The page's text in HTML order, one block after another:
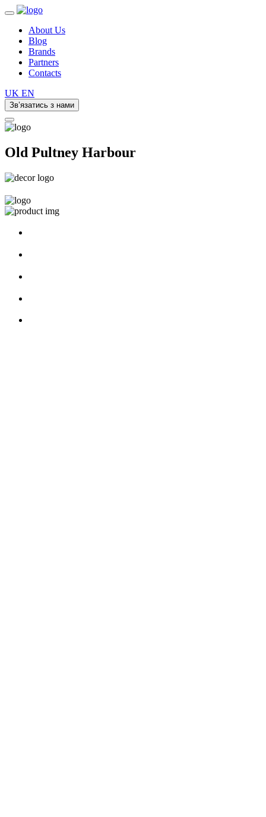
About Us
Blog
Brands
Partners
Contacts
UK EN
Зв’язатись з нами
Old Pultney Harbour